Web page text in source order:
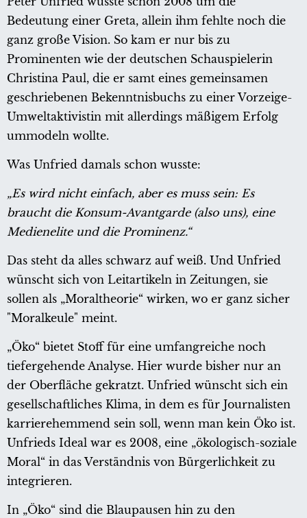
Bedeutung einer Greta, allein ihm fehlte noch die
ganz große Vision. So kam er nur bis zu
Prominenten wie der deutschen Schauspielerin
Christina Paul, die er samt eines gemeinsamen
geschriebenen Bekenntnisbuchs zu einer Vorzeige-
Umweltaktivistin mit allerdings mäßigem Erfolg
ummodeln wollte.
Was Unfried damals schon wusste:
„Es wird nicht einfach, aber es muss sein: Es
braucht die Konsum-Avantgarde (also uns), eine
Medienelite und die Prominenz.“
Das steht da alles schwarz auf weiß. Und Unfried
wünscht sich von Leitartikeln in Zeitungen, sie
sollen als „Moraltheorie“ wirken, wo er ganz sicher
"Moralkeule" meint.
„Öko“ bietet Stoff für eine umfangreiche noch
tiefergehende Analyse. Hier wurde bisher nur an
der Oberfläche gekratzt. Unfried wünscht sich ein
gesellschaftliches Klima, in dem es für Journalisten
karrierehemmend sein soll, wenn man kein Öko ist.
Unfrieds Ideal war es 2008, eine „ökologisch-soziale
Moral“ in das Verständnis von Bürgerlichkeit zu
integrieren.
In „Öko“ sind die Blaupausen hin zu den